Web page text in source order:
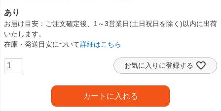
あり
お届け目安
ご注文確定後、1～3営業日(土日祝日を除く)以内に出荷
いたします。
在庫・発送目安について詳細はこちら
お気に入りに登録する
カートに入れる